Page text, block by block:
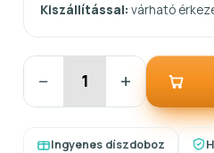
Kiszállítással: várható
− +
Ingyenes díszdoboz